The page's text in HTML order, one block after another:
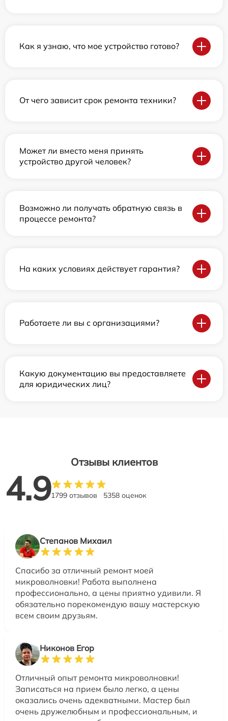
Как я узнаю, что мое устройство готово?
От чего зависит срок ремонта техники?
Может ли вместо меня принять
устройство другой человек?
Возможно ли получать обратную связь в
процессе ремонта?
На каких условиях действует гарантия?
Работаете ли вы с организациями?
Какую документацию вы предоставляете
для юридических лиц?
Отзывы клиентов
4.91799 отзывов 5358 оценок
Степанов Михаил
Спасибо за отличный ремонт моей
микроволновки! Работа выполнена
профессионально, а цены приятно удивили. Я
обязательно порекомендую вашу мастерскую
всем своим друзьям.
Никонов Егор
Отличный опыт ремонта микроволновки!
Записаться на прием было легко, а цены
оказались очень адекватными. Мастер был
очень дружелюбным и профессиональным, и